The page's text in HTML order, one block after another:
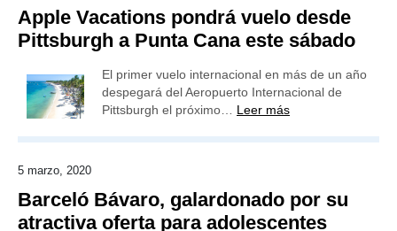
Apple Vacations pondrá vuelo desde
Pittsburgh a Punta Cana este sábado
El primer vuelo internacional en más de un año
despegará del Aeropuerto Internacional de
Pittsburgh el próximo… Leer más
5 marzo, 2020
Barceló Bávaro, galardonado por su
atractiva oferta para adolescentes